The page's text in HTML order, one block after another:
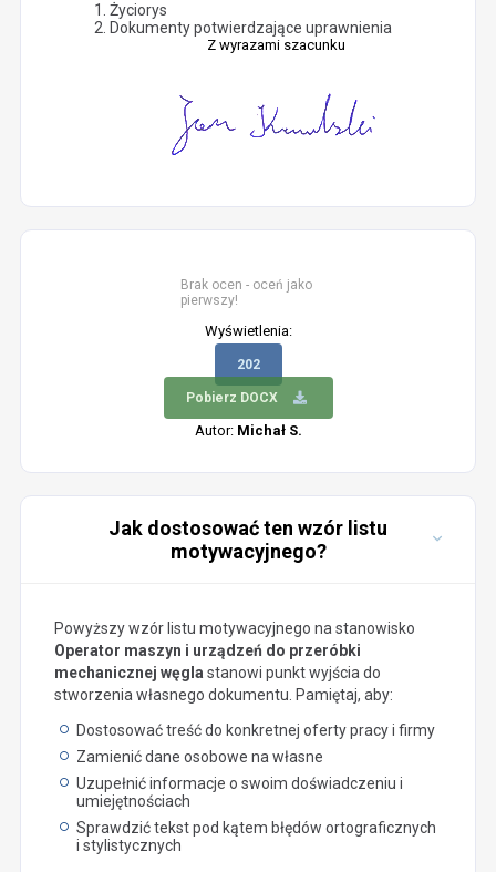
Życiorys
Dokumenty potwierdzające uprawnienia
Z wyrazami szacunku
Brak ocen - oceń jako
pierwszy!
Wyświetlenia:
202
Pobierz DOCX
Autor: Michał S.
Jak dostosować ten wzór listu
motywacyjnego?
Powyższy wzór listu motywacyjnego na stanowisko
Operator maszyn i urządzeń do przeróbki
mechanicznej węgla stanowi punkt wyjścia do
stworzenia własnego dokumentu. Pamiętaj, aby:
Dostosować treść do konkretnej oferty pracy i firmy
Zamienić dane osobowe na własne
Uzupełnić informacje o swoim doświadczeniu i
umiejętnościach
Sprawdzić tekst pod kątem błędów ortograficznych
i stylistycznych